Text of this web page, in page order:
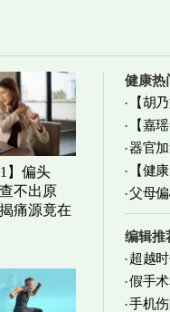
】偏头
不出原
痛源竟在
健康热
【胡
加物真
【嘉
清爽养
器官
【健
减缓
父母
编辑推
超越
假手
手机